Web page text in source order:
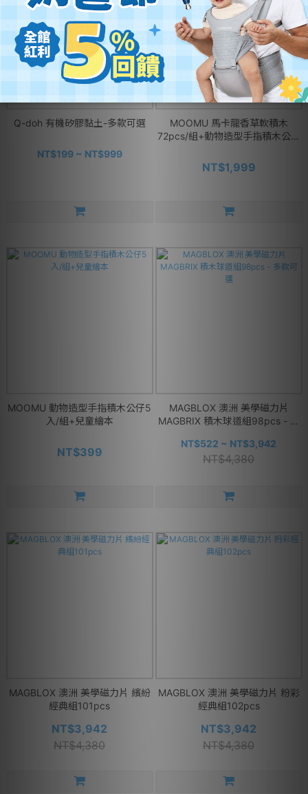
Q-doh 有機矽膠黏土-多款可選
NT$199 ~ NT$999
MOOMU 馬卡龍香草軟積木
72pcs/組+動物造型手指積木公仔
NT$1,999
MOOMU 動物造型手指積木公仔5
入/組+兒童繪本
NT$399
MAGBLOX 澳洲 美學磁力片
MAGBRIX 積木球道組98pcs - 多
NT$522 ~ NT$3,942
NT$4,380
MAGBLOX 澳洲 美學磁力片 繽紛
經典組101pcs
NT$3,942
NT$4,380
MAGBLOX 澳洲 美學磁力片 粉彩
經典組102pcs
NT$3,942
NT$4,380